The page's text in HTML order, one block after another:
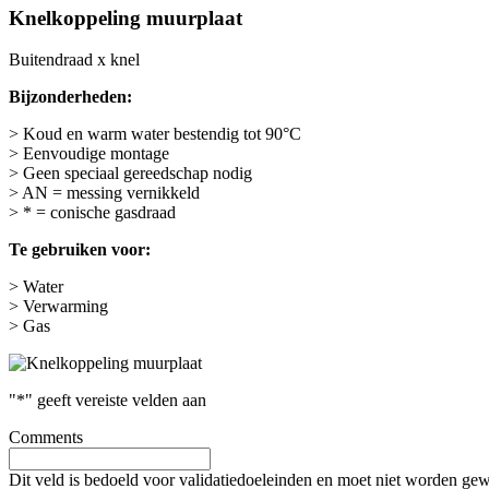
Knelkoppeling muurplaat
Buitendraad x knel
Bijzonderheden:
> Koud en warm water bestendig tot 90°C
> Eenvoudige montage
> Geen speciaal gereedschap nodig
> AN = messing vernikkeld
> * = conische gasdraad
Te gebruiken voor:
> Water
> Verwarming
> Gas
"*" geeft vereiste velden aan
Comments
Dit veld is bedoeld voor validatiedoeleinden en moet niet worden